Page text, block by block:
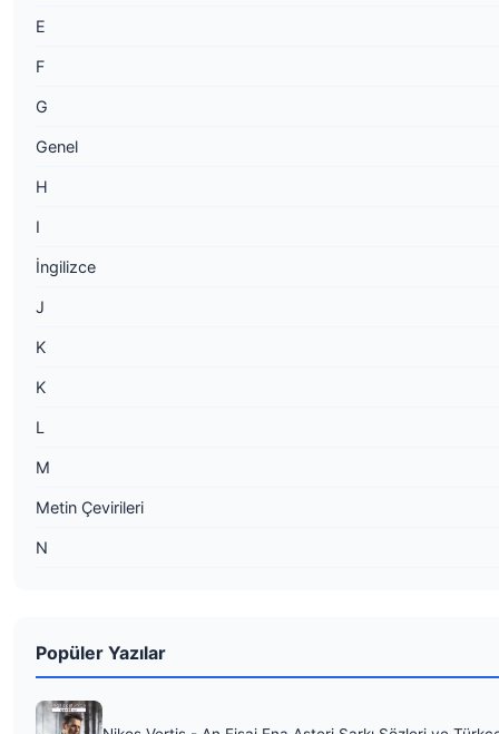
E
F
G
Genel
H
I
İngilizce
J
K
K
L
M
Metin Çevirileri
N
Popüler Yazılar